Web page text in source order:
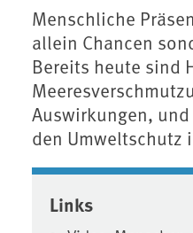
Menschliche
allein Chancen
Bereits heute sind
Auswirkungen,
den Umweltschutz
Associated
Links